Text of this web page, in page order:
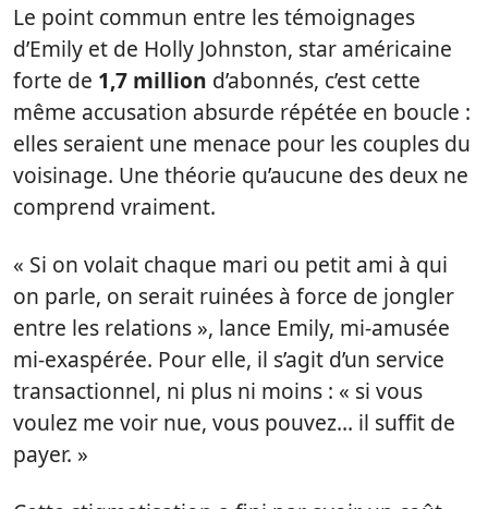
Le point commun entre les témoignages
d’Emily et de Holly Johnston, star américaine
forte de 1,7 million d’abonnés, c’est cette
même accusation absurde répétée en boucle :
elles seraient une menace pour les couples du
voisinage. Une théorie qu’aucune des deux ne
comprend vraiment.
« Si on volait chaque mari ou petit ami à qui
on parle, on serait ruinées à force de jongler
entre les relations », lance Emily, mi-amusée
mi-exaspérée. Pour elle, il s’agit d’un service
transactionnel, ni plus ni moins : « si vous
voulez me voir nue, vous pouvez… il suffit de
payer. »